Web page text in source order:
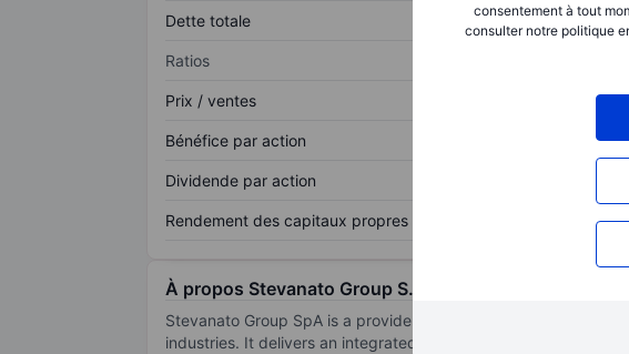
consentement à tout
consulter notre politique
Dette totale
Ratios
Prix / ventes
Bénéfice par action
Dividende par action
Rendement des capitaux propres
À propos Stevanato Group S.p.A.
Stevanato Group SpA is a provider of drug containment, drug
industries. It delivers an integrated, end-to-end portfolio of